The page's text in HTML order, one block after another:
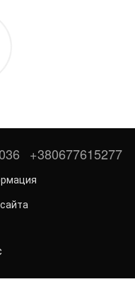
+380677615277